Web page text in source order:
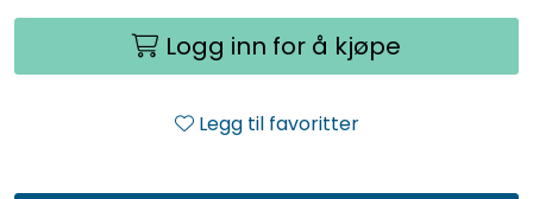
Logg inn for å kjøpe
Legg til favoritter